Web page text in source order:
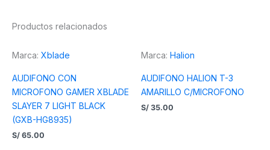
Productos relacionados
Marca: Xblade
AUDIFONO CON
MICROFONO GAMER XBLADE
SLAYER 7 LIGHT BLACK
(GXB-HG8935)
S/ 65.00
Marca: Halion
AUDIFONO HALION T-3
AMARILLO C/MICROFONO
S/ 35.00